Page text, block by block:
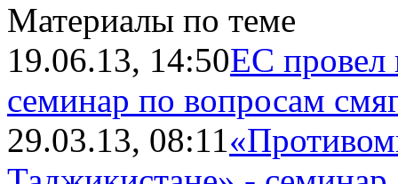
Материалы по теме
19.06.13, 14:50ЕС провел
семинар по вопросам
29.03.13, 08:11